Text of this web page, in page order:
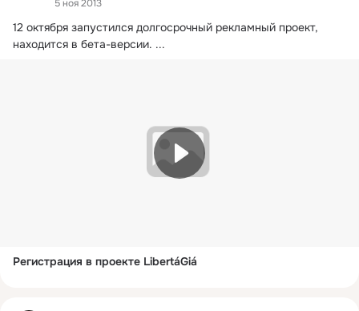
5 ноя 2013
12 октября запустился долгосрочный рекламный проект,
находится в бета-версии. ...
Регистрация в проекте LibertáGiá